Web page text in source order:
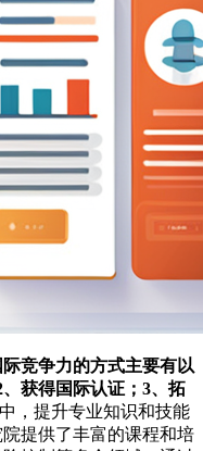
竞争力的方式主要有以
获得国际认证；3、拓
，提升专业知识和技能
提供了丰富的课程和培